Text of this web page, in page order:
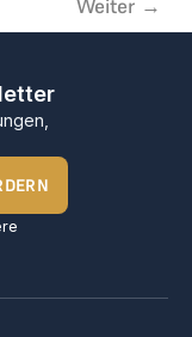
Weiter →